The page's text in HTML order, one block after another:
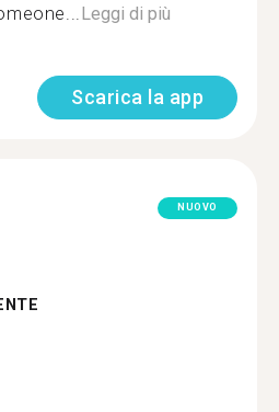
Leggi di più
Scarica la app
NUOVO